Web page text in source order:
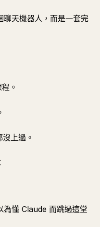
聊天機器人，而是一套完
。
上過。
為懂 Claude 而跳過這堂